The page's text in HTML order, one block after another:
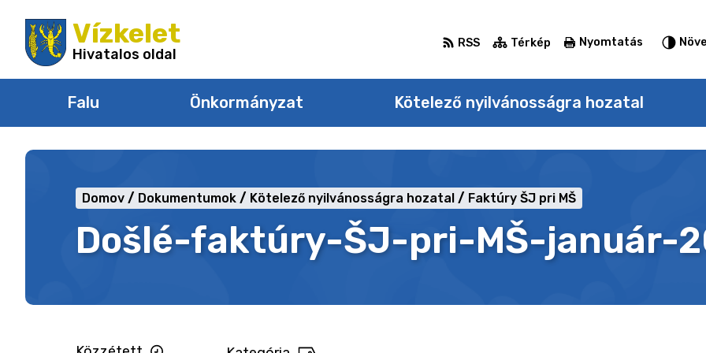
a
tartalomra
Vízkelet
Hivatalos oldal
Falu Önkormányzat Kötelező nyilvánosságra hozatal
RSS Térkép Nyomtatás
Došlé-faktúry-ŠJ-pri-MŠ-január-
Domov Dokumentumok Kötelező nyilvánosságra hozatal Faktúry ŠJ pri MŠ